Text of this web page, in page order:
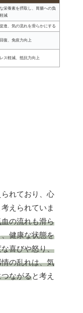
栄養素を摂取し、胃腸への負
減
進、気の流れを滑らかにする
復、免疫力向上
ス軽減、抵抗力向上
れており、心
えられていま
の流れも滑ら
健康な状態を
喜びや怒り、
の乱れは、気
ながると考え